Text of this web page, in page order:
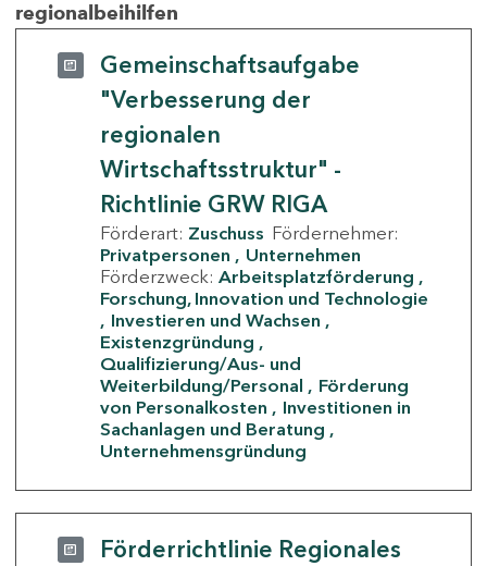
regionalbeihilfen
Gemeinschaftsaufgabe
"Verbesserung der
regionalen
Wirtschaftsstruktur" -
Richtlinie GRW RIGA
Förderart: Zuschuss Fördernehmer:
Privatpersonen
Unternehmen
Förderzweck: Arbeitsplatzförderung
Forschung, Innovation und Technologie
Investieren und Wachsen
Existenzgründung
Qualifizierung/Aus- und
Weiterbildung/Personal
Förderung
von Personalkosten
Investitionen in
Sachanlagen und Beratung
Unternehmensgründung
Förderrichtlinie Regionales